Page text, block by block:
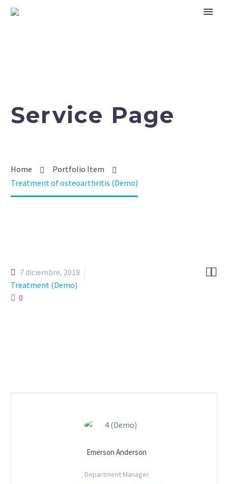
Service Page
Home
Portfolio Item
Treatment of osteoarthritis (Demo)

7 diciembre, 2018
Treatment (Demo)
0
Emerson Anderson
Department Manager